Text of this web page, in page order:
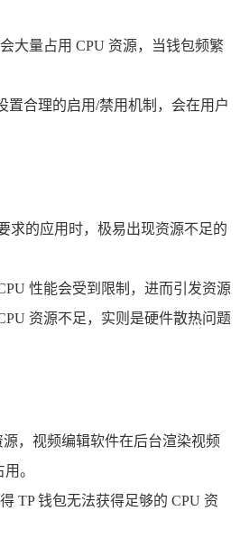
大量占用 CPU 资源，当钱包频繁
合理的启用/禁用机制，会在用户
求的应用时，极易出现资源不足的
性能会受到限制，进而引发资源
资源不足，实则是硬件散热问题
，视频编辑软件在后台渲染视频
。
TP 钱包无法获得足够的 CPU 资